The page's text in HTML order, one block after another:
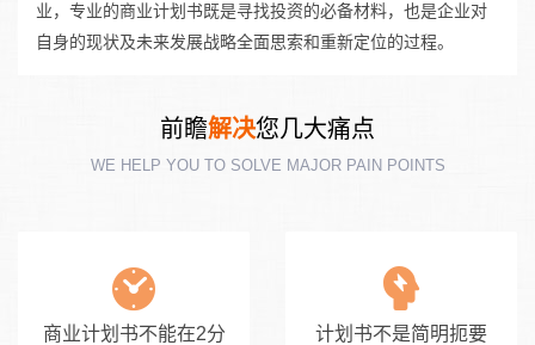
业，专业的商业计划书既是寻找投资的必备材料，也是企业对
自身的现状及未来发展战略全面思索和重新定位的过程。
前瞻解决您几大痛点
WE HELP YOU TO SOLVE MAJOR PAIN POINTS
商业计划书不能在2分
计划书不是简明扼要